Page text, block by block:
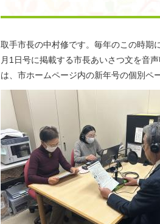
取手市長の中村修です。毎年のこの時期
月1日号に掲載する市長あいさつ文を音
は、市ホームページ内の新年号の個別ペ